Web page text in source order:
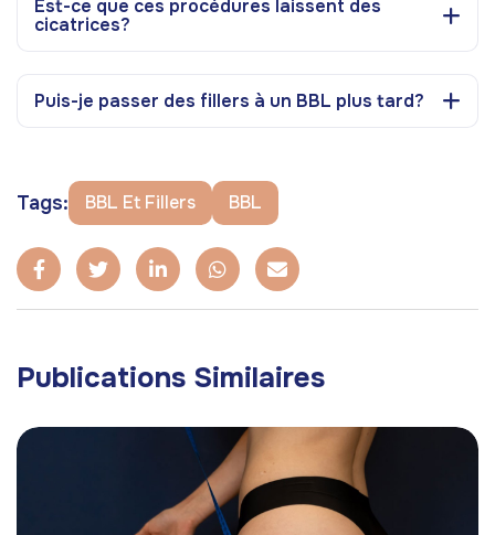
Est-ce que ces procédures laissent des
cicatrices?
Puis-je passer des fillers à un BBL plus tard?
Tags: BBL Et Fillers BBL
Publications Similaires